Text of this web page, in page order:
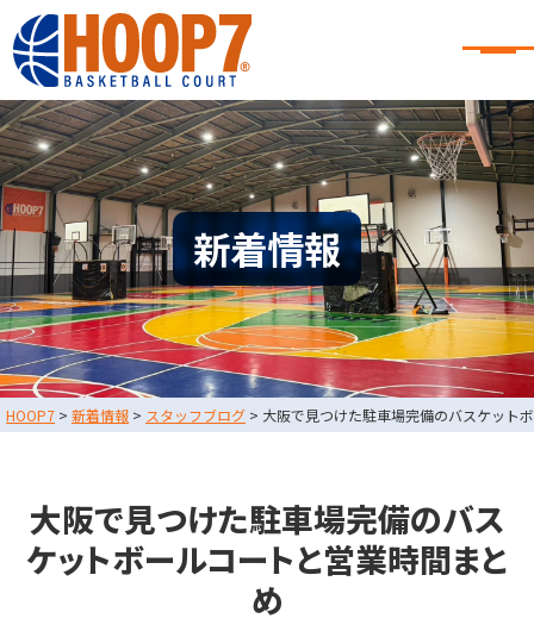
大阪・東大阪・堺のバスケコートレンタル｜HOOP7
大阪・東大阪・堺のバスケコート
レンタル｜HOOP7
HOME
初めての方へ
東大阪店
堺店
大会・イベント情報
HOOPERSスクール
バスケ×BBQ
お知らせ
スタッフブログ
お問い合わせ
利用規約
運営会社情報
採用情報
0729-65-6060
堺店 TEL.072-249-8382
新着情報
HOOP7 > 新着情報 > スタッフブログ > 大阪で見つけた駐車場完備のバスケット
大阪で見つけた駐車場完備のバス
ケットボールコートと営業時間まと
め